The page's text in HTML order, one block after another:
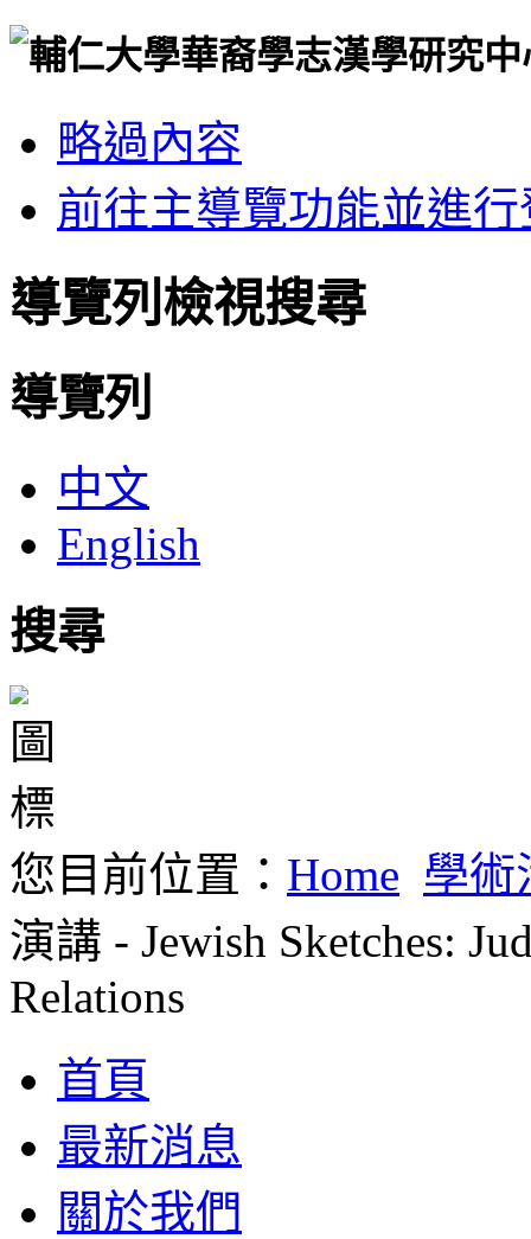
略過內容
前往主導覽功能並進行
導覽列檢視搜尋
導覽列
中文
English
搜尋
您目前位置： Home 學術
演講 - Jewish Sketches:
Relations
首頁
最新消息
關於我們